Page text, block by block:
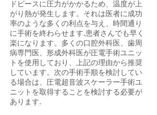
ドピースに圧力がかかるため、温度が上
がり熱が発生します。それは医者に成功
率のような多くの利点を与え、時間通り
に手術を終わらせます.患者さんでも早く
楽になります。多くの口腔外科医、歯周
病専門医、形成外科医が圧電手術ユニッ
トを使用しており、上記の理由から推奨
しています。次の手術手順を検討してい
る場合は、圧電超音波スケーラー手術ユ
ニットを取得することを検討する必要が
あります.